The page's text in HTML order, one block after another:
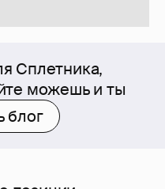
Сплетника,
можешь и ты
блог